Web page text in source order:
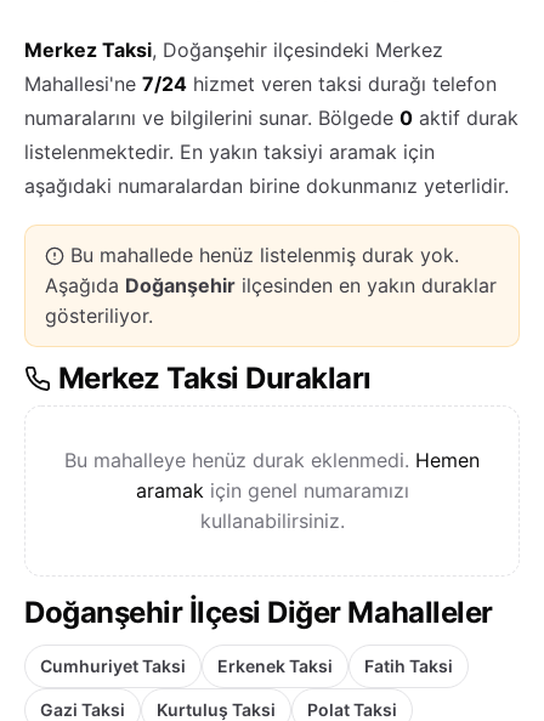
Merkez Taksi, Doğanşehir ilçesindeki Merkez
Mahallesi'ne 7/24 hizmet veren taksi durağı telefon
numaralarını ve bilgilerini sunar. Bölgede 0 aktif durak
listelenmektedir. En yakın taksiyi aramak için
aşağıdaki numaralardan birine dokunmanız yeterlidir.
Bu mahallede henüz listelenmiş durak yok.
Aşağıda Doğanşehir ilçesinden en yakın duraklar
gösteriliyor.
Merkez Taksi Durakları
Bu mahalleye henüz durak eklenmedi. Hemen
aramak için genel numaramızı
kullanabilirsiniz.
Doğanşehir İlçesi Diğer Mahalleler
Cumhuriyet Taksi Erkenek Taksi Fatih Taksi
Gazi Taksi Kurtuluş Taksi Polat Taksi